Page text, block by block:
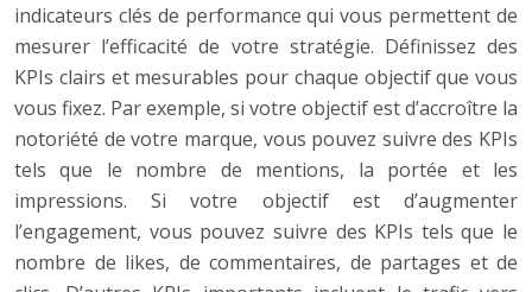
indicateurs clés de performance qui vous permettent de
mesurer l’efficacité de votre stratégie. Définissez des
KPIs clairs et mesurables pour chaque objectif que vous
vous fixez. Par exemple, si votre objectif est d’accroître la
notoriété de votre marque, vous pouvez suivre des KPIs
tels que le nombre de mentions, la portée et les
impressions. Si votre objectif est d’augmenter
l’engagement, vous pouvez suivre des KPIs tels que le
nombre de likes, de commentaires, de partages et de